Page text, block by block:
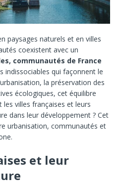
paysages naturels et en villes
coexistent avec un
communautés de France
indissociables qui façonnent le
la préservation des
écologiques, cet équilibre
villes françaises et leurs
dans leur développement ? Cet
urbanisation, communautés et
et leur